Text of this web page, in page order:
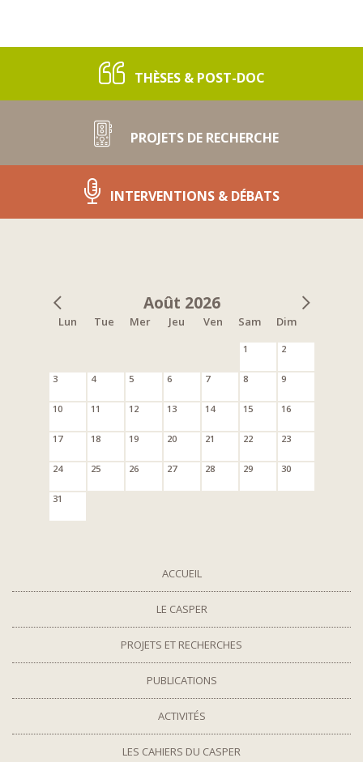
THÈSES & POST-DOC
PROJETS DE RECHERCHE
INTERVENTIONS & DÉBATS
Août 2026
Lun Tue Mer Jeu Ven Sam Dim
1 2
3 4 5 6 7 8 9
10 11 12 13 14 15 16
17 18 19 20 21 22 23
24 25 26 27 28 29 30
31
ACCUEIL
LE CASPER
PROJETS ET RECHERCHES
PUBLICATIONS
ACTIVITÉS
LES CAHIERS DU CASPER